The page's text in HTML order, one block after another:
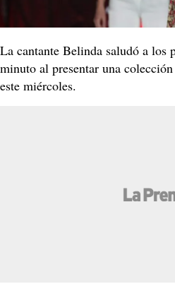
La cantante Belinda saludó a los
minuto al presentar una
este miércoles.